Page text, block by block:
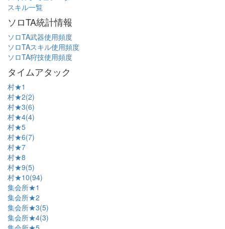
スキル一覧
ソロTA統計情報
ソロTA武器使用頻度
ソロTAスキル使用頻度
ソロTA狩技使用頻度
タイムアタック
村★1
村★2(2)
村★3(6)
村★4(4)
村★5
村★6(7)
村★7
村★8
村★9(5)
村★10(94)
集会所★1
集会所★2
集会所★3(5)
集会所★4(3)